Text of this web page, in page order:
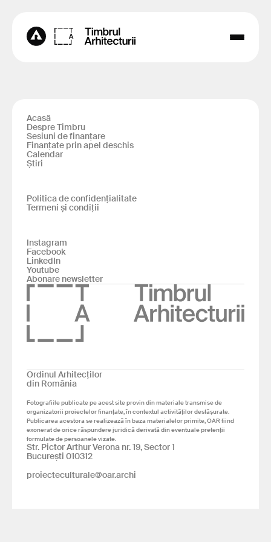
Acasă
Despre Timbru
Sesiuni de finanțare
Finanțate prin apel deschis
Calendar
Știri
Politica de confidențialitate
Termeni și condiții
Instagram
Facebook
LinkedIn
Youtube
Abonare newsletter
Ordinul Arhitecților
din România
Fotografiile publicate pe acest site provin din materiale transmise de
organizatorii proiectelor finanțate, în contextul activităților desfășurate.
Publicarea acestora se realizează în baza materialelor primite, OAR fiind
exonerat de orice răspundere juridică derivată din eventuale pretenții
formulate de persoanele vizate.
Str. Pictor Arthur Verona nr. 19, Sector 1
București 010312
proiecteculturale@oar.archi